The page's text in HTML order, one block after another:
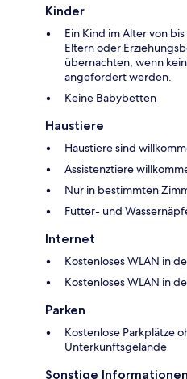
Kinder
Ein Kind im Alter von
Eltern oder
übernachten, wenn
angefordert werden.
Keine Babybetten
Haustiere
Haustiere sind
Assistenztiere
Nur in bestimmten
Futter- und
Internet
Kostenloses WLAN in
Kostenloses WLAN in
Parken
Kostenlose Parkplätze
Unterkunftsgelände
Sonstige Informationen